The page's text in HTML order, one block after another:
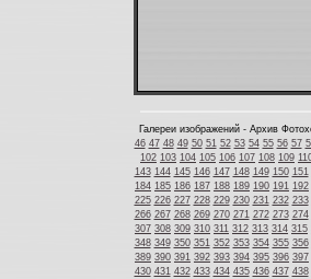
Галереи изображений - Архив
46 47 48 49 50 51 52 53 54 55 56 57
102 103 104 105 106 107 108 109
143 144 145 146 147 148 149 150 151
184 185 186 187 188 189 190 191 192
225 226 227 228 229 230 231 232 233
266 267 268 269 270 271 272 273 274
307 308 309 310 311 312 313 314 315
348 349 350 351 352 353 354 355 356
389 390 391 392 393 394 395 396 397
430 431 432 433 434 435 436 437 438